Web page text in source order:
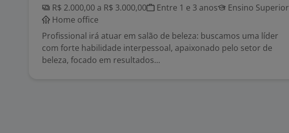
R$ 2.000,00 a R$ 3.000,00
Entre 1 e 3 anos
Ensino Superior
Home office
Profissional irá atuar em salão de beleza: buscamos uma líder
com forte habilidade interpessoal, apaixonado pelo setor de
beleza, focado em resultados...